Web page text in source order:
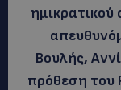
ημικρατικού
Βουλής,
πρόθεση του